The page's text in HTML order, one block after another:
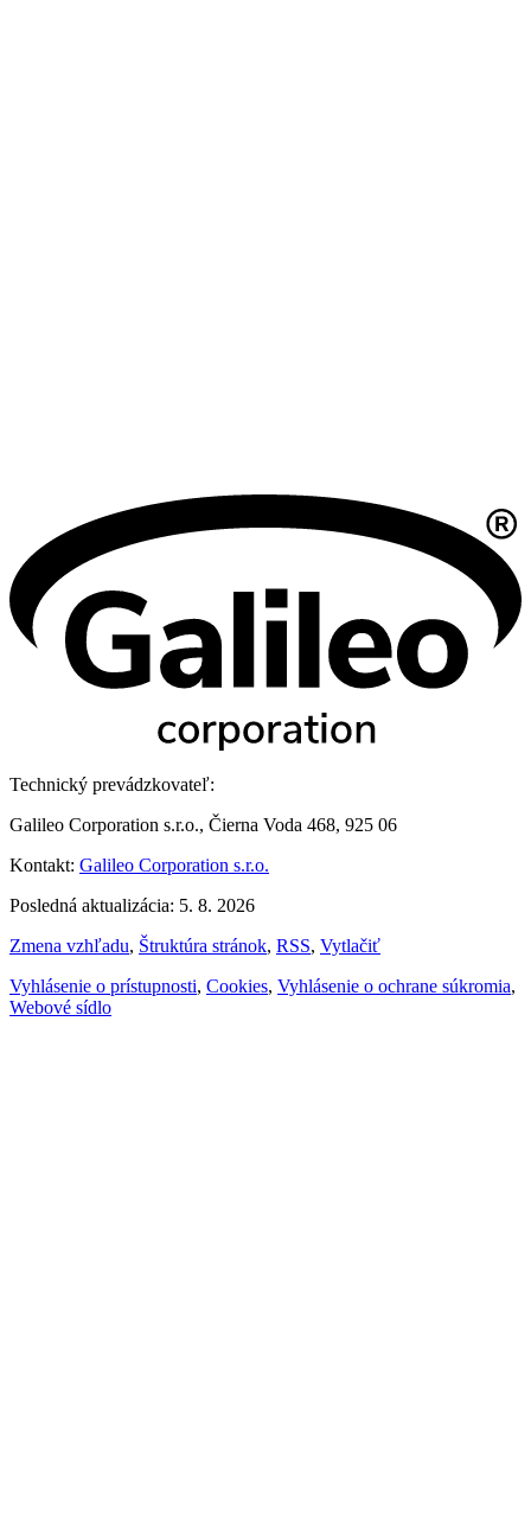
Technický prevádzkovateľ:
Galileo Corporation s.r.o., Čierna Voda 468, 925 06
Kontakt: Galileo Corporation s.r.o.
Posledná aktualizácia: 5. 8. 2026
Zmena vzhľadu, Štruktúra stránok, RSS, Vytlačiť
Vyhlásenie o prístupnosti, Cookies, Vyhlásenie o ochrane súkromia,
Webové sídlo